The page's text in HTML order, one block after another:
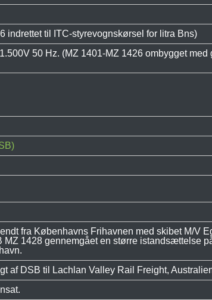
indrettet til ITC-styrevognskørsel for litra Bns)
50 Hz. (MZ 1401-MZ 1426 ombygget
fra Københavns Frihavnen med skibet M/V
MZ 1428 gennemgået en større istandsættelse
af DSB til Lachlan Valley Rail Freight,